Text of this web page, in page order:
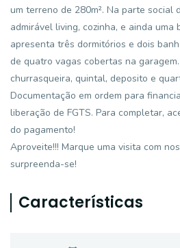
um terreno de 280m². Na parte social
admirável living, cozinha, e ainda
apresenta três dormitórios e dois
de quatro vagas cobertas na
churrasqueira, quintal, deposito e
Documentação em ordem para
liberação de FGTS. Para completar,
do pagamento!
Aproveite!!! Marque uma visita com
surpreenda-se!
Características